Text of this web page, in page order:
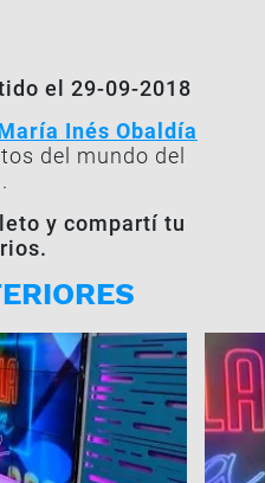
el 29-09-2018
Inés Obaldía
del mundo del
y compartí tu